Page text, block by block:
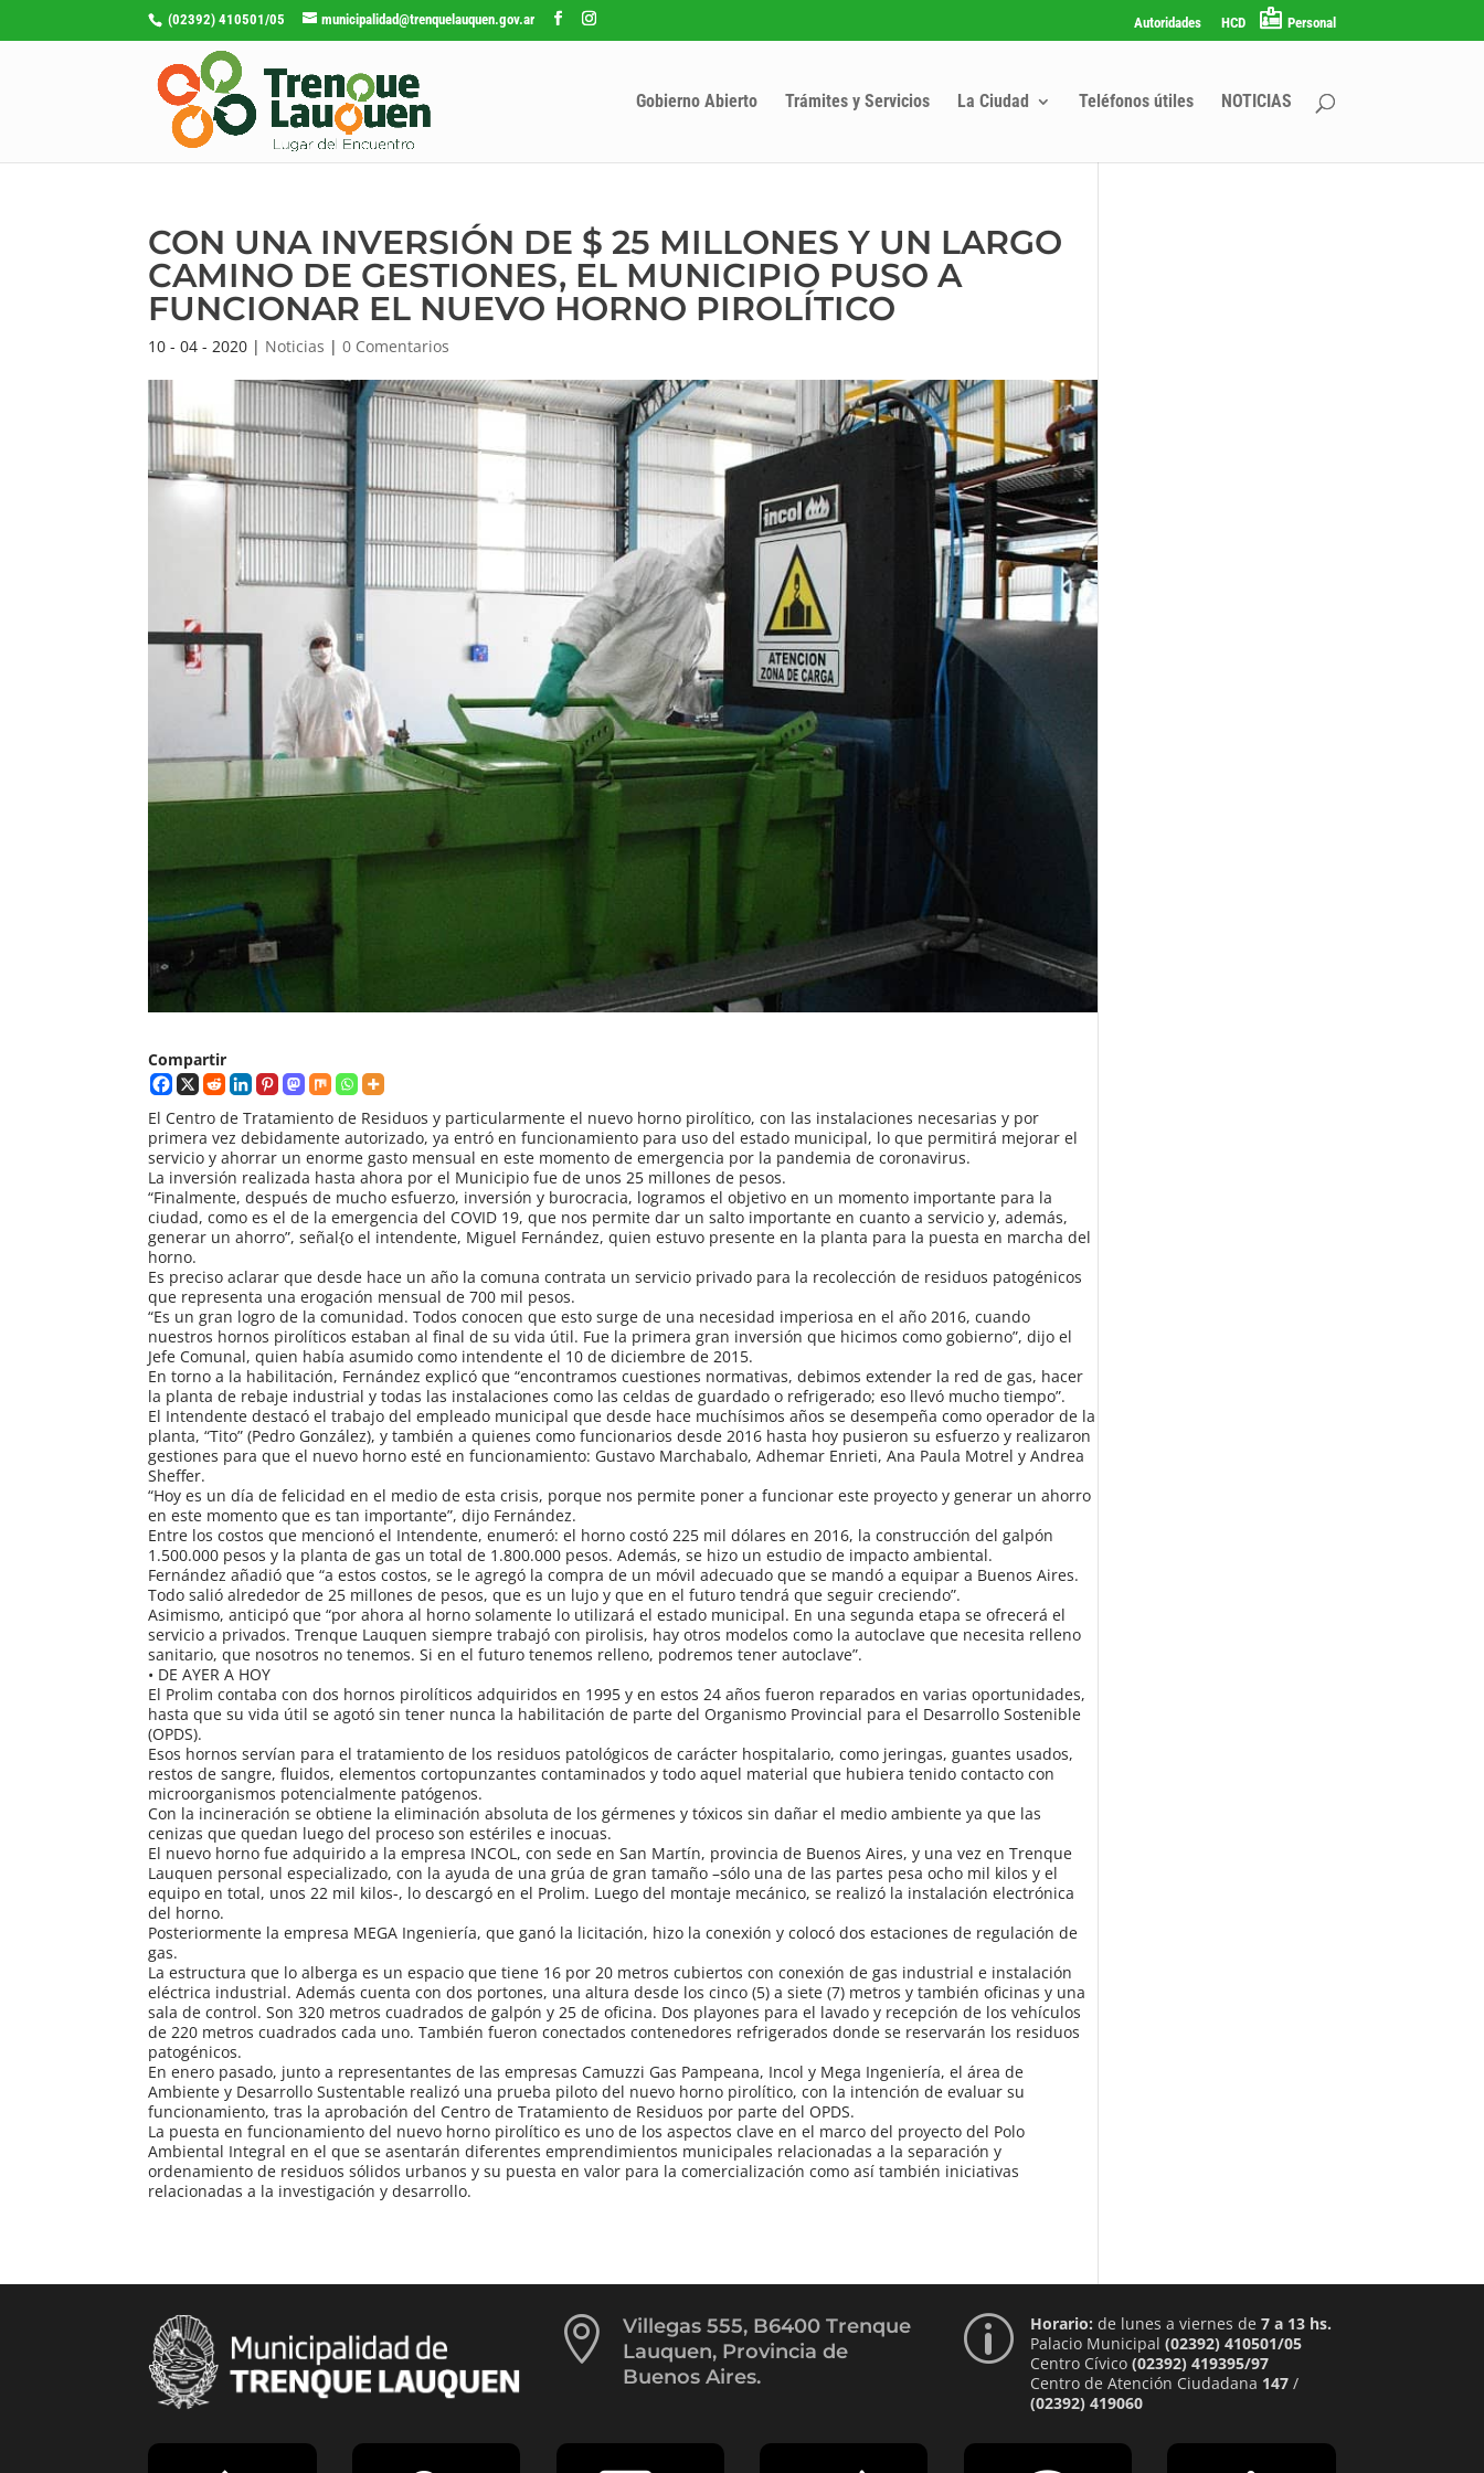
(02392) 410501/05 municipalidad@trenquelauquen.gov.ar Autoridades HCD Personal
Gobierno Abierto Trámites y Servicios La Ciudad Teléfonos útiles NOTICIAS
CON UNA INVERSIÓN DE $ 25 MILLONES Y UN LARGO
CAMINO DE GESTIONES, EL MUNICIPIO PUSO A
FUNCIONAR EL NUEVO HORNO PIROLÍTICO
10 - 04 - 2020 | Noticias |0 Comentarios
Compartir
El Centro de Tratamiento de Residuos y particularmente el nuevo horno pirolítico, con las instalaciones necesarias y por
primera vez debidamente autorizado, ya entró en funcionamiento para uso del estado municipal, lo que permitirá mejorar el
servicio y ahorrar un enorme gasto mensual en este momento de emergencia por la pandemia de coronavirus.
La inversión realizada hasta ahora por el Municipio fue de unos 25 millones de pesos.
“Finalmente, después de mucho esfuerzo, inversión y burocracia, logramos el objetivo en un momento importante para la
ciudad, como es el de la emergencia del COVID 19, que nos permite dar un salto importante en cuanto a servicio y, además,
generar un ahorro”, señal{o el intendente, Miguel Fernández, quien estuvo presente en la planta para la puesta en marcha del
horno.
Es preciso aclarar que desde hace un año la comuna contrata un servicio privado para la recolección de residuos patogénicos
que representa una erogación mensual de 700 mil pesos.
“Es un gran logro de la comunidad. Todos conocen que esto surge de una necesidad imperiosa en el año 2016, cuando
nuestros hornos pirolíticos estaban al final de su vida útil. Fue la primera gran inversión que hicimos como gobierno”, dijo el
Jefe Comunal, quien había asumido como intendente el 10 de diciembre de 2015.
En torno a la habilitación, Fernández explicó que “encontramos cuestiones normativas, debimos extender la red de gas, hacer
la planta de rebaje industrial y todas las instalaciones como las celdas de guardado o refrigerado; eso llevó mucho tiempo”.
El Intendente destacó el trabajo del empleado municipal que desde hace muchísimos años se desempeña como operador de la
planta, “Tito” (Pedro González), y también a quienes como funcionarios desde 2016 hasta hoy pusieron su esfuerzo y realizaron
gestiones para que el nuevo horno esté en funcionamiento: Gustavo Marchabalo, Adhemar Enrieti, Ana Paula Motrel y Andrea
Sheffer.
“Hoy es un día de felicidad en el medio de esta crisis, porque nos permite poner a funcionar este proyecto y generar un ahorro
en este momento que es tan importante”, dijo Fernández.
Entre los costos que mencionó el Intendente, enumeró: el horno costó 225 mil dólares en 2016, la construcción del galpón
1.500.000 pesos y la planta de gas un total de 1.800.000 pesos. Además, se hizo un estudio de impacto ambiental.
Fernández añadió que “a estos costos, se le agregó la compra de un móvil adecuado que se mandó a equipar a Buenos Aires.
Todo salió alrededor de 25 millones de pesos, que es un lujo y que en el futuro tendrá que seguir creciendo”.
Asimismo, anticipó que “por ahora al horno solamente lo utilizará el estado municipal. En una segunda etapa se ofrecerá el
servicio a privados. Trenque Lauquen siempre trabajó con pirolisis, hay otros modelos como la autoclave que necesita relleno
sanitario, que nosotros no tenemos. Si en el futuro tenemos relleno, podremos tener autoclave”.
• DE AYER A HOY
El Prolim contaba con dos hornos pirolíticos adquiridos en 1995 y en estos 24 años fueron reparados en varias oportunidades,
hasta que su vida útil se agotó sin tener nunca la habilitación de parte del Organismo Provincial para el Desarrollo Sostenible
(OPDS).
Esos hornos servían para el tratamiento de los residuos patológicos de carácter hospitalario, como jeringas, guantes usados,
restos de sangre, fluidos, elementos cortopunzantes contaminados y todo aquel material que hubiera tenido contacto con
microorganismos potencialmente patógenos.
Con la incineración se obtiene la eliminación absoluta de los gérmenes y tóxicos sin dañar el medio ambiente ya que las
cenizas que quedan luego del proceso son estériles e inocuas.
El nuevo horno fue adquirido a la empresa INCOL, con sede en San Martín, provincia de Buenos Aires, y una vez en Trenque
Lauquen personal especializado, con la ayuda de una grúa de gran tamaño –sólo una de las partes pesa ocho mil kilos y el
equipo en total, unos 22 mil kilos-, lo descargó en el Prolim. Luego del montaje mecánico, se realizó la instalación electrónica
del horno.
Posteriormente la empresa MEGA Ingeniería, que ganó la licitación, hizo la conexión y colocó dos estaciones de regulación de
gas.
La estructura que lo alberga es un espacio que tiene 16 por 20 metros cubiertos con conexión de gas industrial e instalación
eléctrica industrial. Además cuenta con dos portones, una altura desde los cinco (5) a siete (7) metros y también oficinas y una
sala de control. Son 320 metros cuadrados de galpón y 25 de oficina. Dos playones para el lavado y recepción de los vehículos
de 220 metros cuadrados cada uno. También fueron conectados contenedores refrigerados donde se reservarán los residuos
patogénicos.
En enero pasado, junto a representantes de las empresas Camuzzi Gas Pampeana, Incol y Mega Ingeniería, el área de
Ambiente y Desarrollo Sustentable realizó una prueba piloto del nuevo horno pirolítico, con la intención de evaluar su
funcionamiento, tras la aprobación del Centro de Tratamiento de Residuos por parte del OPDS.
La puesta en funcionamiento del nuevo horno pirolítico es uno de los aspectos clave en el marco del proyecto del Polo
Ambiental Integral en el que se asentarán diferentes emprendimientos municipales relacionadas a la separación y
ordenamiento de residuos sólidos urbanos y su puesta en valor para la comercialización como así también iniciativas
relacionadas a la investigación y desarrollo.

Villegas 555, B6400 Trenque
Lauquen, Provincia de
Buenos Aires.
p Horario: de lunes a viernes de 7 a 13 hs.
Palacio Municipal (02392) 410501/05
Centro Cívico (02392) 419395/97
Centro de Atención Ciudadana 147/
(02392) 419060